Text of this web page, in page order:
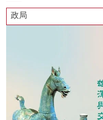
政局